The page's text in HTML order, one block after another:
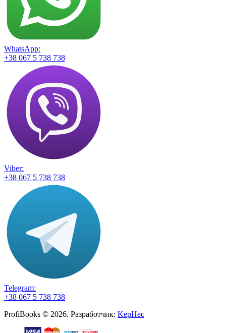
WhatsApp:
+38 067 5 738 738
Viber:
+38 067 5 738 738
Telegram:
+38 067 5 738 738
ProfiBooks © 2026. Разработчик: KepHec